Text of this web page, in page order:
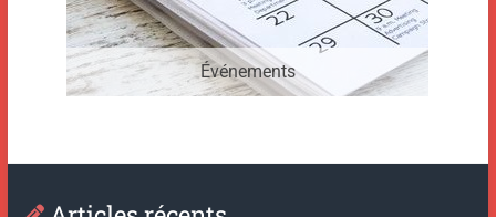
Événements